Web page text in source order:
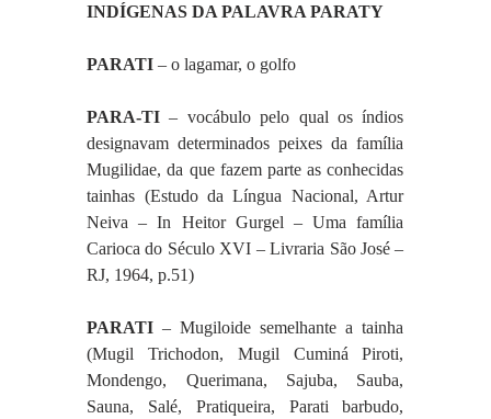
INDÍGENAS DA PALAVRA PARATY
PARATI – o lagamar, o golfo
PARA-TI – vocábulo pelo qual os índios
designavam determinados peixes da família
Mugilidae, da que fazem parte as conhecidas
tainhas (Estudo da Língua Nacional, Artur
Neiva – In Heitor Gurgel – Uma família
Carioca do Século XVI – Livraria São José –
RJ, 1964, p.51)
PARATI – Mugiloide semelhante a tainha
(Mugil Trichodon, Mugil Cuminá Piroti,
Mondengo, Querimana, Sajuba, Sauba,
Sauna, Salé, Pratiqueira, Parati barbudo,